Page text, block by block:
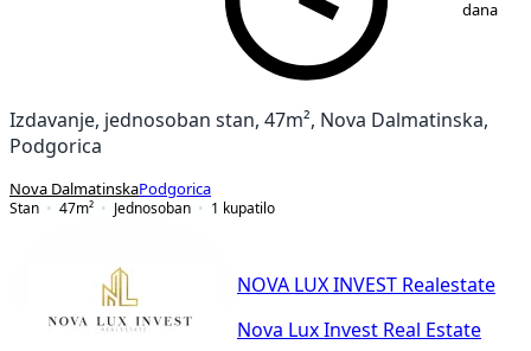
dana
Izdavanje, jednosoban stan, 47m², Nova Dalmatinska,
Podgorica
Nova DalmatinskaPodgorica
Stan
47m² Jednosoban 1 kupatilo
NOVA LUX INVEST Realestate
Nova Lux Invest Real Estate